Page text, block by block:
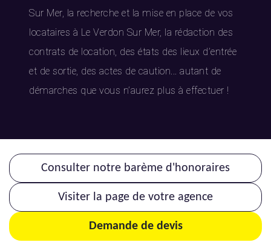
Sur Mer, la recherche et la mise en place de vos
locataires à Le Verdon Sur Mer, la rédaction des
contrats de location, des états des lieux d’entrée
et de sortie, des actes de caution... autant de
démarches que vous n’aurez plus à effectuer !
Consulter notre barème d'honoraires
Visiter la page de votre agence
Demande de devis